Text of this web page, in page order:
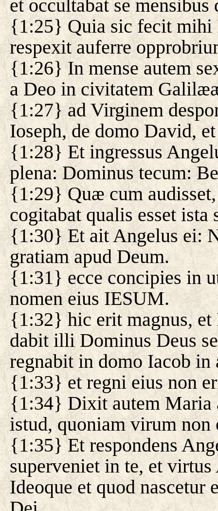
et occultabat se mensibus
{1:25} Quia sic fecit mihi
respexit auferre
{1:26} In mense autem
a Deo in civitatem
{1:27} ad Virginem
Ioseph, de domo David,
{1:28} Et ingressus
plena: Dominus tecum:
{1:29} Quæ cum
cogitabat qualis esset ista
{1:30} Et ait Angelus ei:
gratiam apud Deum.
{1:31} ecce concipies in
nomen eius IESUM.
{1:32} hic erit magnus,
dabit illi Dominus Deus
regnabit in domo Iacob in
{1:33} et regni eius non
{1:34} Dixit autem Maria
istud, quoniam virum non
{1:35} Et respondens
superveniet in te, et
Ideoque et quod nascetur